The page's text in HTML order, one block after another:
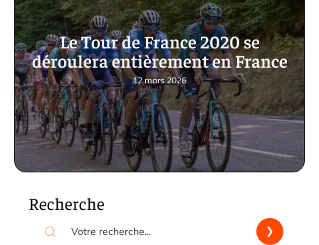
Le Tour de France 2020 se
déroulera entièrement en France
12 mars 2026
Recherche